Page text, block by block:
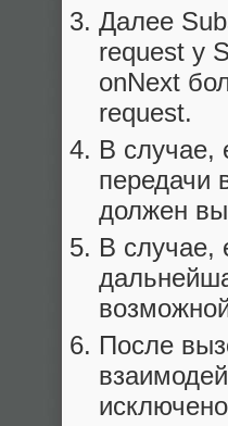
Далее
request у
onNext
request.
В случае,
передачи
должен
В случае,
После